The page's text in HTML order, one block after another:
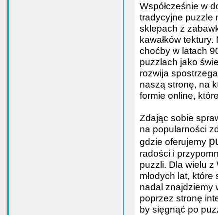
Współcześnie w
tradycyjne puzzle
sklepach z
kawałków
choćby w latach
puzzlach jako
rozwija
naszą stronę, na
formie online,
Zdając sobie
na popularności
gdzie oferujemy
radości i
puzzli. Dla wielu
młodych lat,
nadal znajdziemy
poprzez stronę
by sięgnąć po